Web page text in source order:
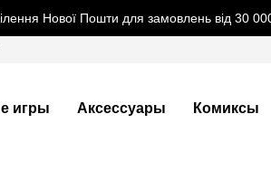
Нової Пошти для замовлень від 30
игры Аксессуары Комиксы